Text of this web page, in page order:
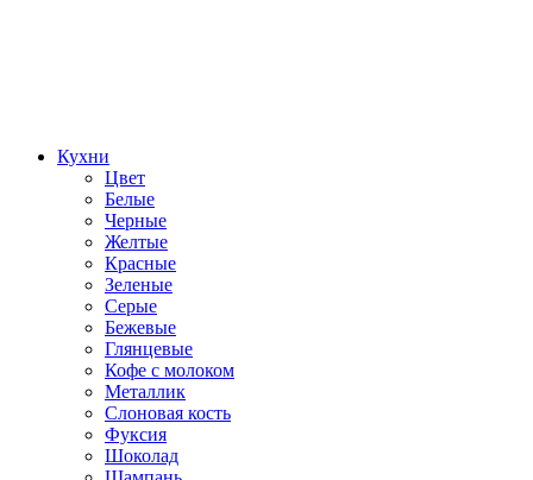
Кухни
Цвет
Белые
Черные
Желтые
Красные
Зеленые
Серые
Бежевые
Глянцевые
Кофе с молоком
Металлик
Слоновая кость
Фуксия
Шоколад